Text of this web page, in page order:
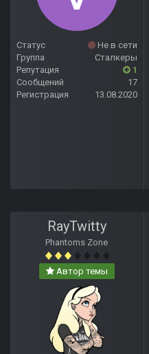
Статус
Не в сети
Группа
Сталкеры
Репутация
1
Сообщений
17
Регистрация
13.08.2020
RayTwitty
Phantoms Zone
Автор темы